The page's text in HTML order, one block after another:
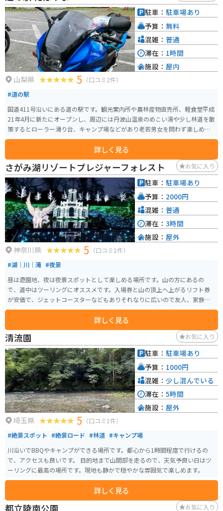
山梨県 5 （口コミ2件）
#道の駅
国道411号沿いにある道の駅です。観光案内所や農林産物直売所、軽食堂平成
21年4月に新たにオープンし、周辺には丹波山温泉のめこい湯や少し林道を散
策するとローラー滑り台、キャンプ場などがあり老若男女を問わず楽しめま
す。 ジビエハンバーガーやキャンプ場、温泉などのレジャースポットが充実
した道の駅です。すぐ横に多摩川が流れており、川の麓まで近づけるように
なっています。食事も温泉もロケーションも全てが素晴らしく癒されるスポ
ットになっています。 東京都内からもアクセスしやすく、中央道八王子ICか
ら2時間以内には到着します。
詳しく見る
駐車： 駐車場あり
予算： 無料
混雑： 普通
滞在： 1時間
施設： 屋内
さがみ湖リゾートプレジャーフォレスト お気に入り
神奈川県 5 （口コミ1件）
#湖｜川｜滝 #夜景
昼は遊園地、夜は夜景スポットとして楽しめる場所です。山の方にあるの
で、道中はツーリングにオススメです。入場券と山の頂上へ上がるリフト券
が安価で、ジェットコースターなどもありそれなりに広いので友人、家族、
恋人と楽しめます。冬のクリスマスシーズンだけでなく春は桜のライトアッ
詳しく見る
駐車： 駐車場あり
予算： 2000円
混雑： 普通
滞在： 3時間
施設： 屋外
清流園 お気に入り
埼玉県 5 （口コミ1件）
#絶景スポット #絶景ロード #林道 #キャンプ場
川沿いでBBQやキャンプができる場所です。都心から1時間程度で行けるの
で、アクセスも良いです。 目的地まで山間部を走るので、天気予良い日はツ
ーリングに最高の場所です。現地も静かで穏やかな雰囲気で楽しめます。
詳しく見る
駐車： 駐車場あり
予算： 1000円
混雑： 少し混んでいる
滞在： 5時間
施設： 屋外
都立陵南公園 お気に入り